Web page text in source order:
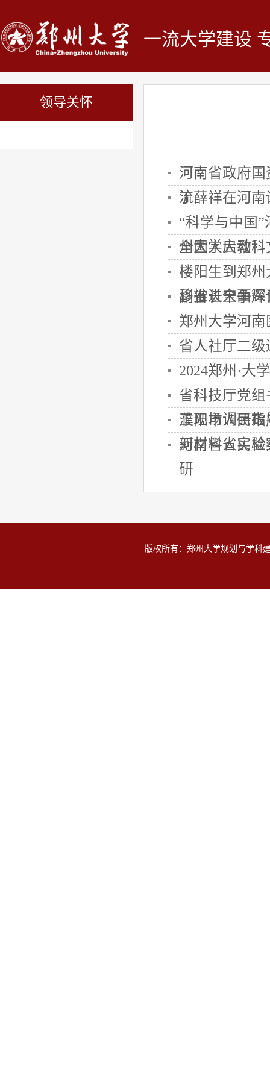
一流大学建设
领导关怀
河南省政府
流
丁薛祥在河
“科学与中国
州大学启动
全国人大教
楼阳生到郑
移推进全面深
副省长宋争
郑州大学河
省人社厅二
2024郑州·大
省科技厅党
工现场调研指
濮阳市人民
新材料省实
河南省人民
研
版权所有：郑州大学规划与学